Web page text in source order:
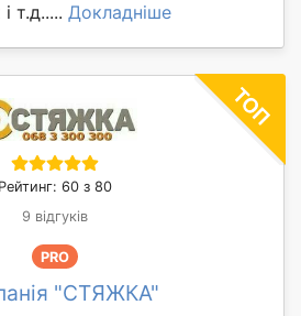
т.д..... Докладніше
Рейтинг: 60 з 80
9 відгуків
PRO
"СТЯЖКА"